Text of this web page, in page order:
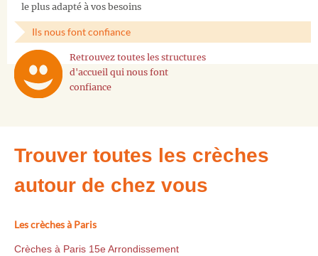
le plus adapté à vos besoins
Ils nous font confiance
Retrouvez toutes les structures
d'accueil qui nous font
confiance
Trouver toutes les crèches
autour de chez vous
Les crèches à Paris
Crèches à Paris 15e Arrondissement